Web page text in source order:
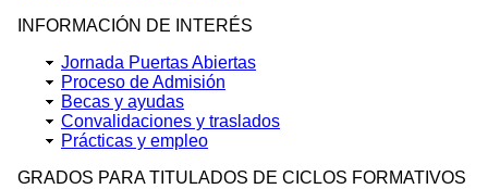
INFORMACIÓN DE INTERÉS
Jornada Puertas Abiertas
Proceso de Admisión
Becas y ayudas
Convalidaciones y traslados
Prácticas y empleo
GRADOS PARA TITULADOS DE CICLOS FORMATIVOS